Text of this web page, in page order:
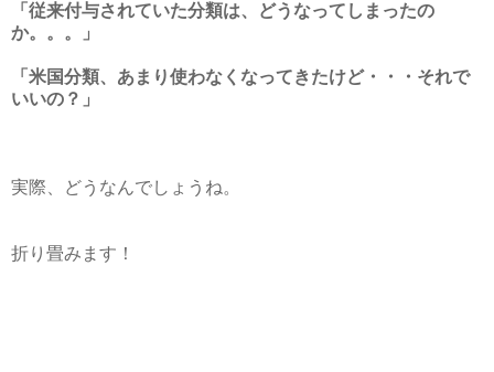
「従来付与されていた分類は、どうなってしまったの
か。。。」
「米国分類、あまり使わなくなってきたけど・・・それで
いいの？」
実際、どうなんでしょうね。
折り畳みます！